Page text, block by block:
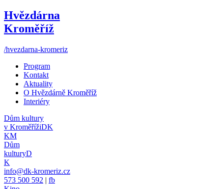
Hvězdárna
Kroměříž
/hvezdarna-kromeriz
Program
Kontakt
Aktuality
O Hvězdárně Kroměříž
Interiéry
Dům kultury
v KroměřížiDK
KM
Dům
kulturyD
K
info@dk-kromeriz.cz
573 500 592 | fb